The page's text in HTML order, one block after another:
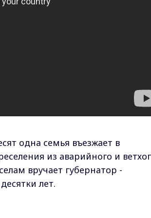
одна семья въезжает в
из аварийного и
вручает губернатор -
лет.